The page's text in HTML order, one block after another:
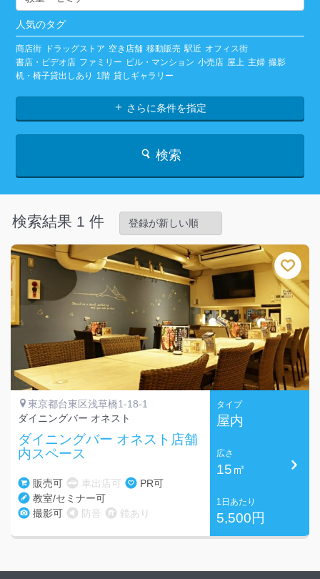
人気のタグ
商店街 ドラッグストア 空き店舗 移動販売 駅近 オフィス街
書店・ビデオ店 ファミリー ビル・マンション 小売店 屋上 主婦 撮影
机・椅子貸出しあり
1階 貸しギャラリー
さらに条件を指定
検索
検索結果 1 件
東京都台東区浅草橋1-18-1
ダイニングバー オネスト
ダイニングバー オネスト店舗
内スペース
販売可 車出店可
PR可
教室/セミナー可
撮影可
防音 鏡あり
タイプ
屋内
広さ
15㎡
1日あたり
5,500円